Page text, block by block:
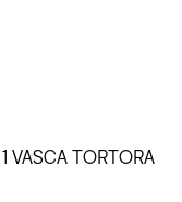
VASCA TORTORA